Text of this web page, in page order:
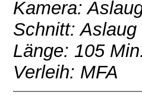
Kamera:
Schnitt: Aslaug
Länge: 105
Verleih: MFA